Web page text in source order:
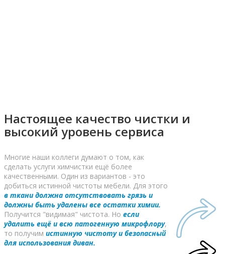
Настоящее качество чистки и
высокий уровень сервиса
Многие наши коллеги думают о том, как
сделать услуги химчистки ещё более
качественными. Один из вариантов - это
добиться истинной чистоты мебели. Для этого
в ткани должна отсутствовать грязь и
должны быть удалены все остатки химии.
Получится "видимая" чистота. Но если
удалить ещё и всю патогенную микрофлору,
то получим истинную чистоту и безопасный
для использования диван.